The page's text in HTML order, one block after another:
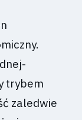
trybem
zaledwie